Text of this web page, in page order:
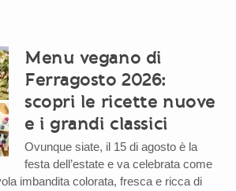
Menu vegano di
Ferragosto 2026:
scopri le ricette nuove
e i grandi classici
Ovunque siate, il 15 di agosto è la
festa dell’estate e va celebrata come
imbandita colorata, fresca e ricca di